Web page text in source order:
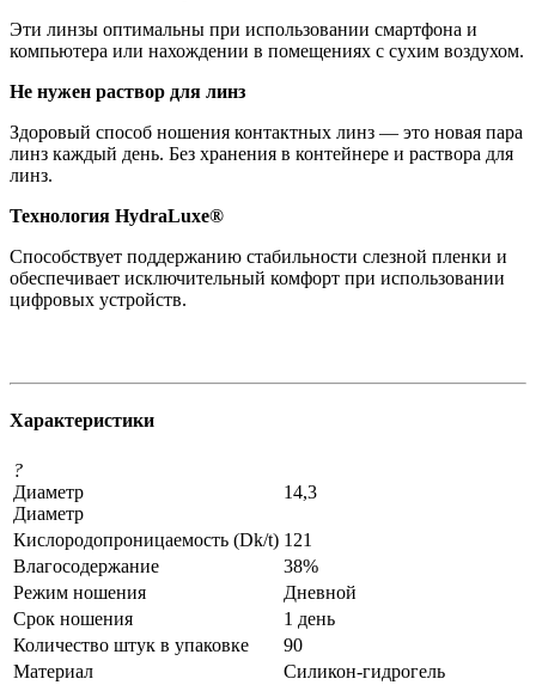
Эти линзы оптимальны при использовании смартфона и
компьютера или нахождении в помещениях с сухим воздухом.
Не нужен раствор для линз
Здоровый способ ношения контактных линз — это новая пара
линз каждый день. Без хранения в контейнере и раствора для
линз.
Технология HydraLuxe®
Способствует поддержанию стабильности слезной пленки и
обеспечивает исключительный комфорт при использовании
цифровых устройств.
Характеристики
?
Диаметр
Диаметр
14,3
Кислородопроницаемость (Dk/t) 121
Влагосодержание
38%
Режим ношения
Дневной
Срок ношения
1 день
Количество штук в упаковке
90
Материал
Силикон-гидрогель